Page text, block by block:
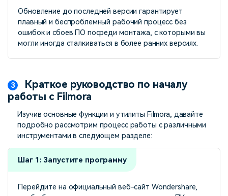
Обновление до последней версии гарантирует
плавный и беспроблемный рабочий процесс без
ошибок и сбоев ПО посреди монтажа, с которыми вы
могли иногда сталкиваться в более ранних версиях.
Краткое руководство по началу
работы с Filmora
Изучив основные функции и утилиты Filmora, давайте
подробно рассмотрим процесс работы с различными
инструментами в следующем разделе:
Шаг 1: Запустите программу
Перейдите на официальный веб-сайт Wondershare,